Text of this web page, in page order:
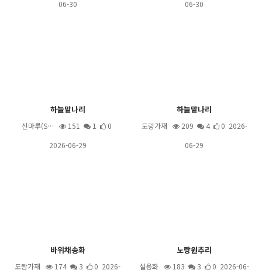
06-30
06-30
하늘말나리
산마루(S… 151 1
0
2026-06-29
하늘말나리
도랑가재 209 4
0 2026-
06-29
바위채송화
도랑가재 174 3 0 2026-
노랑원추리
설용화 183 3 0 2026-06-